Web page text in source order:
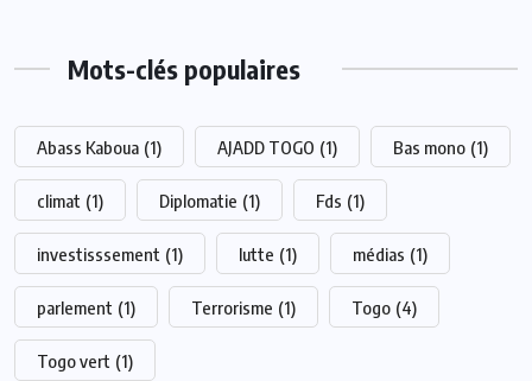
Mots-clés populaires
Abass Kaboua (1) AJADD TOGO (1) Bas mono (1)
climat (1) Diplomatie (1) Fds (1)
investisssement (1) lutte (1) médias (1)
parlement (1) Terrorisme (1) Togo (4)
Togo vert (1)